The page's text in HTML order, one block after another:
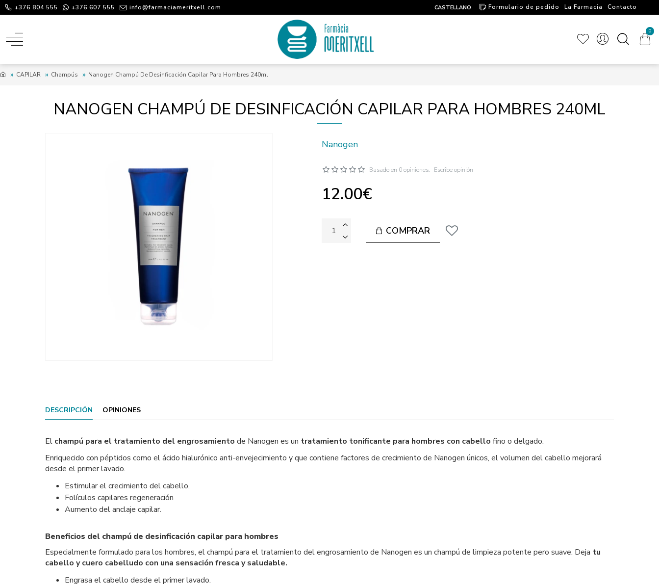
+376 804 555 +376 607 555 info@farmaciameritxell.com CASTELLANO Formulario de pedido La Farmacia
Contacto
0
CAPILAR Champús Nanogen Champú De Desinficación Capilar Para Hombres 240ml
NANOGEN CHAMPÚ DE DESINFICACIÓN CAPILAR PARA HOMBRES 240ML
Nanogen
Basado en 0 opiniones. Escribe opinión
12.00€
COMPRAR
DESCRIPCIÓN OPINIONES
El champú para el tratamiento del engrosamiento de Nanogen es un tratamiento tonificante para hombres con cabello fino o delgado.
Enriquecido con péptidos como el ácido hialurónico anti-envejecimiento y que contiene factores de crecimiento de Nanogen únicos, el volumen del cabello mejorará
desde el primer lavado.
Estimular el crecimiento del cabello.
Folículos capilares regeneración
Aumento del anclaje capilar.
Beneficios del champú de desinficación capilar para hombres
Especialmente formulado para los hombres, el champú para el tratamiento del engrosamiento de Nanogen es un champú de limpieza potente pero suave. Deja tu
cabello y cuero cabelludo con una sensación fresca y saludable.
Engrasa el cabello desde el primer lavado.